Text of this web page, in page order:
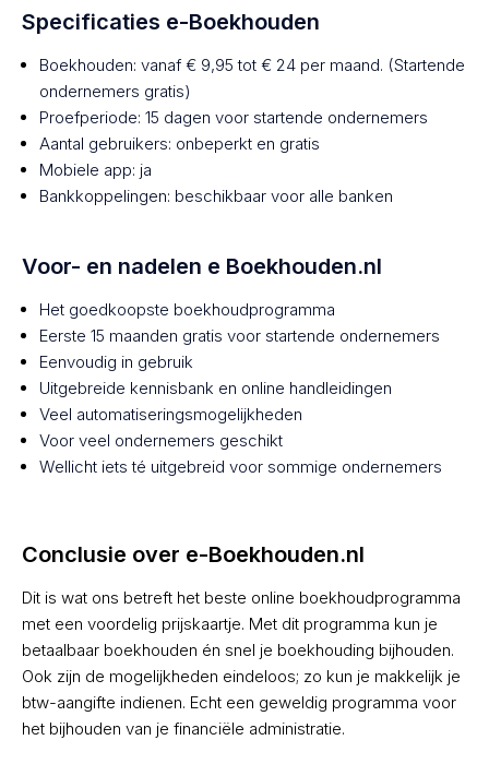
Specificaties e-Boekhouden
Boekhouden: vanaf € 9,95 tot € 24 per maand. (Startende
ondernemers gratis)
Proefperiode: 15 dagen voor startende ondernemers
Aantal gebruikers: onbeperkt en gratis
Mobiele app: ja
Bankkoppelingen: beschikbaar voor alle banken
Voor- en nadelen e Boekhouden.nl
Het goedkoopste boekhoudprogramma
Eerste 15 maanden gratis voor startende ondernemers
Eenvoudig in gebruik
Uitgebreide kennisbank en online handleidingen
Veel automatiseringsmogelijkheden
Voor veel ondernemers geschikt
Wellicht iets té uitgebreid voor sommige ondernemers
Conclusie over e-Boekhouden.nl
Dit is wat ons betreft het beste online boekhoudprogramma
met een voordelig prijskaartje. Met dit programma kun je
betaalbaar boekhouden én snel je boekhouding bijhouden.
Ook zijn de mogelijkheden eindeloos; zo kun je makkelijk je
btw-aangifte indienen. Echt een geweldig programma voor
het bijhouden van je financiële administratie.